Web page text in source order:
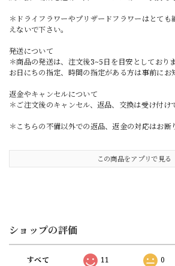
＊ドライフラワーやプリザードフラワーはとて
えないで下さい。
発送について
＊商品の発送は、注文後3~5日を目安としておりま
お日にちの指定、時間の指定がある方は事前にお
返金やキャンセルについて
＊ご注文後のキャンセル、返品、交換は受け付け
＊こちらの不備以外での返品、返金の対応はお断
この商品をアプリで見る
ショップの評価
すべて 11 0